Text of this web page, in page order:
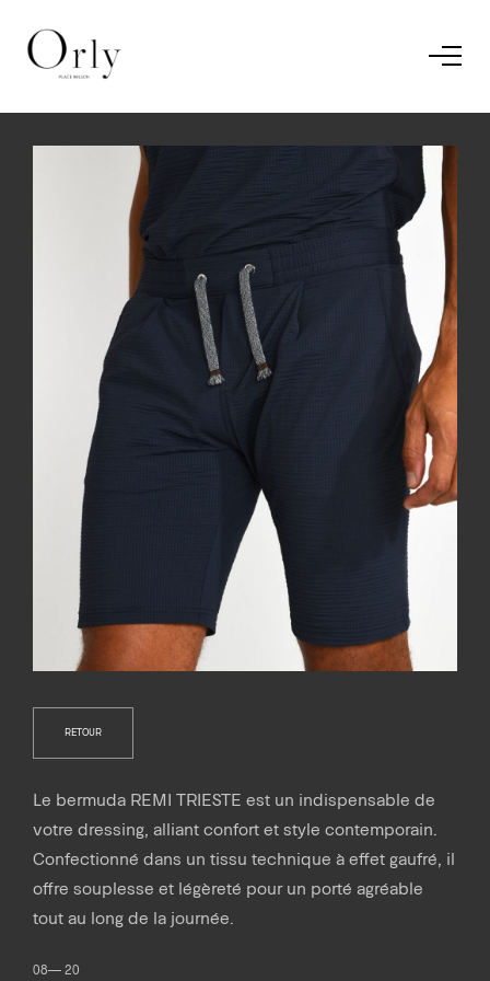
Le vestiaire/
Restaurant
RETOUR
Le bermuda REMI TRIESTE est un indispensable de
votre dressing, alliant confort et style contemporain.
Confectionné dans un tissu technique à effet gaufré, il
offre souplesse et légèreté pour un porté agréable
tout au long de la journée.
08— 20
En savoir plus.